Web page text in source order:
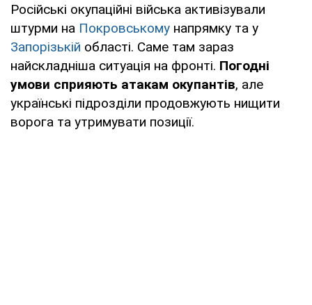
Російські окупаційні війська активізували
штурми на Покровському напрямку та у
Запорізькій області. Саме там зараз
найскладніша ситуація на фронті. Погодні
умови сприяють атакам окупантів, але
українські підрозділи продовжують нищити
ворога та утримувати позиції.